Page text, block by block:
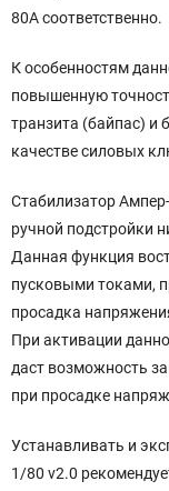
80А соответственно.
К особенностям
повышенную
транзита (байпас) и
качестве силовых
Стабилизатор
ручной подстройки
Данная функция
пусковыми токами,
просадка
При активации
даст возможность
при просадке
Устанавливать и
1/80 v2.0